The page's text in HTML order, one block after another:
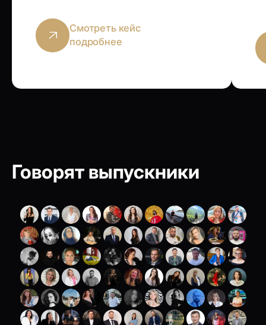
Смотреть кейс
подробнее
Говорят выпускники